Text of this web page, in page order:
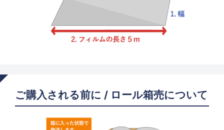
ご購入される前に / ロール箱売について